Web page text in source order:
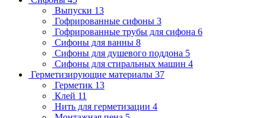
Выпуски 13
Гофрированные сифоны 3
Гофрированные трубы для сифона 6
Сифоны для ванны 8
Сифоны для душевого поддона 5
Сифоны для стиральных машин 4
Герметизирующие материалы 37
Герметик 13
Клей 11
Нить для герметизации 4